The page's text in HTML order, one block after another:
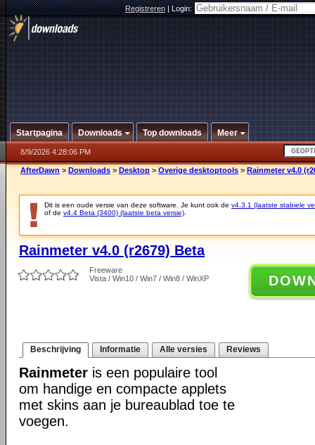
Registreren|Login:
Startpagina Downloads Top downloads Meer
8/9/2026 4:28:06 PM
AfterDawn > Downloads > Desktop > Overige desktoptools > Rainmeter v4.0
Dit is een oude versie van deze software. Je kunt ook de v4.3.1 (laatste stabiele
of de v4.4 Beta (3400) (laatste beta versie)
Rainmeter v4.0 (r2679) Beta
Freeware
Vista / Win10 / Win7 / Win8 / WinXP
Beschrijving Informatie Alle versies Reviews
Rainmeter is een populaire tool
om handige en compacte applets
met skins aan je bureaublad toe te
voegen.